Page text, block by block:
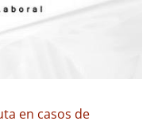
en casos de